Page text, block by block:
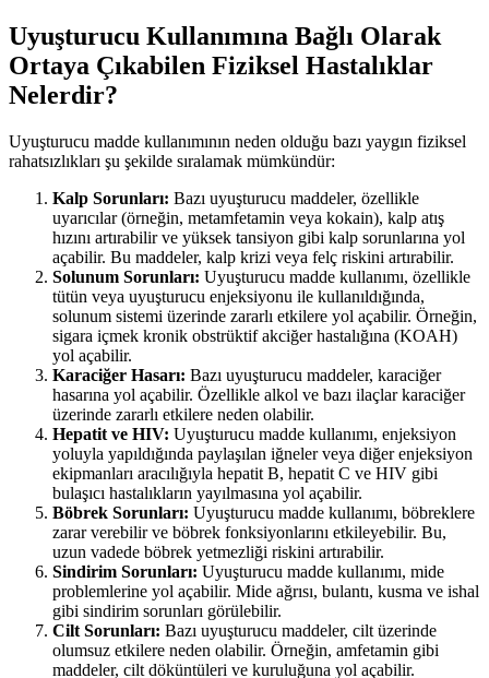
Uyuşturucu Kullanımına Bağlı Olarak
Ortaya Çıkabilen Fiziksel Hastalıklar
Nelerdir?
Uyuşturucu madde kullanımının neden olduğu bazı yaygın fiziksel
rahatsızlıkları şu şekilde sıralamak mümkündür:
Kalp Sorunları: Bazı uyuşturucu maddeler, özellikle
uyarıcılar (örneğin, metamfetamin veya kokain), kalp atış
hızını artırabilir ve yüksek tansiyon gibi kalp sorunlarına yol
açabilir. Bu maddeler, kalp krizi veya felç riskini artırabilir.
Solunum Sorunları: Uyuşturucu madde kullanımı, özellikle
tütün veya uyuşturucu enjeksiyonu ile kullanıldığında,
solunum sistemi üzerinde zararlı etkilere yol açabilir. Örneğin,
sigara içmek kronik obstrüktif akciğer hastalığına (KOAH)
yol açabilir.
Karaciğer Hasarı: Bazı uyuşturucu maddeler, karaciğer
hasarına yol açabilir. Özellikle alkol ve bazı ilaçlar karaciğer
üzerinde zararlı etkilere neden olabilir.
Hepatit ve HIV: Uyuşturucu madde kullanımı, enjeksiyon
yoluyla yapıldığında paylaşılan iğneler veya diğer enjeksiyon
ekipmanları aracılığıyla hepatit B, hepatit C ve HIV gibi
bulaşıcı hastalıkların yayılmasına yol açabilir.
Böbrek Sorunları: Uyuşturucu madde kullanımı, böbreklere
zarar verebilir ve böbrek fonksiyonlarını etkileyebilir. Bu,
uzun vadede böbrek yetmezliği riskini artırabilir.
Sindirim Sorunları: Uyuşturucu madde kullanımı, mide
problemlerine yol açabilir. Mide ağrısı, bulantı, kusma ve ishal
gibi sindirim sorunları görülebilir.
Cilt Sorunları: Bazı uyuşturucu maddeler, cilt üzerinde
olumsuz etkilere neden olabilir. Örneğin, amfetamin gibi
maddeler, cilt döküntüleri ve kuruluğuna yol açabilir.